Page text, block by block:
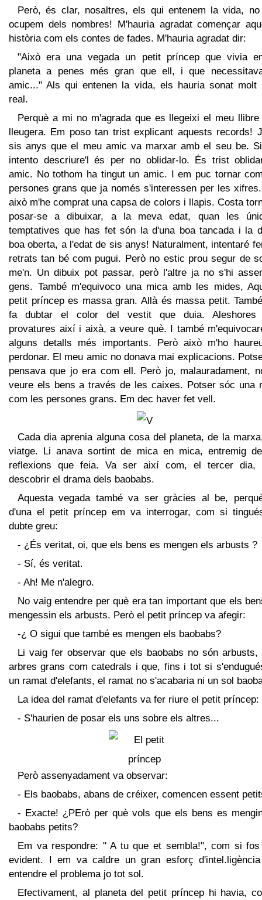
Però, és clar, nosaltres, els qui entenem la vida,
ocupem dels nombres! M'hauria agradat començar
història com els contes de fades. M'hauria agradat dir:
"Això era una vegada un petit príncep que vivia
planeta a penes més gran que ell, i que
amic..." Als qui entenen la vida, els hauria sonat molt
real.
Perquè a mi no m'agrada que es llegeixi el meu
lleugera. Em poso tan trist explicant aquests records!
sis anys que el meu amic va marxar amb el seu be.
intento descriure'l és per no oblidar-lo. És trist
amic. No tothom ha tingut un amic. I em puc tornar
persones grans que ja només s'interessen per les
això m'he comprat una capsa de colors i llapis. Costa
posar-se a dibuixar, a la meva edat, quan les
temptatives que has fet són la d'una boa tancada i la
boa oberta, a l'edat de sis anys! Naturalment, intentaré
retrats tan bé com pugui. Però no estic prou segur de
me'n. Un dibuix pot passar, però l'altre ja no s'hi
gens. També m'equivoco una mica amb les mides,
petit príncep es massa gran. Allà és massa petit.
fa dubtar el color del vestit que duia. Aleshores
provatures així i aixà, a veure què. I també
alguns detalls més importants. Però això m'ho
perdonar. El meu amic no donava mai explicacions.
pensava que jo era com ell. Però jo, malauradament,
veure els bens a través de les caixes. Potser sóc una
com les persones grans. Em dec haver fet vell.
Cada dia aprenia alguna cosa del planeta, de la
viatge. Li anava sortint de mica en mica, entremig
reflexions que feia. Va ser així com, el tercer dia,
descobrir el drama dels baobabs.
Aquesta vegada també va ser gràcies al be,
d'una el petit príncep em va interrogar, com si
dubte greu:
- ¿És veritat, oi, que els bens es mengen els arbusts ?
- Sí, és veritat.
- Ah! Me n'alegro.
No vaig entendre per què era tan important que els
mengessin els arbusts. Però el petit príncep va afegir:
-¿ O sigui que també es mengen els baobabs?
Li vaig fer observar que els baobabs no són arbusts,
arbres grans com catedrals i que, fins i tot si
un ramat d'elefants, el ramat no s'acabaria ni un sol
La idea del ramat d'elefants va fer riure el petit príncep:
- S'haurien de posar els uns sobre els altres...
Però assenyadament va observar:
- Els baobabs, abans de créixer, comencen essent
- Exacte! ¿PErò per què vols que els bens es
baobabs petits?
Em va respondre: " A tu que et sembla!", com si fos
evident. I em va caldre un gran esforç
entendre el problema jo tot sol.
Efectivament, al planeta del petit príncep hi havia,